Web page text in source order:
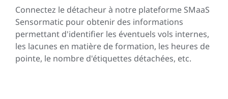
Connectez le détacheur à notre plateforme SMaaS
Sensormatic pour obtenir des informations
permettant d'identifier les éventuels vols internes,
les lacunes en matière de formation, les heures de
pointe, le nombre d'étiquettes détachées, etc.